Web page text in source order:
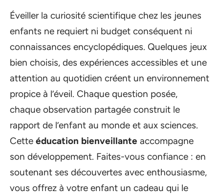
Éveiller la curiosité scientifique chez les jeunes
enfants ne requiert ni budget conséquent ni
connaissances encyclopédiques. Quelques jeux
bien choisis, des expériences accessibles et une
attention au quotidien créent un environnement
propice à l’éveil. Chaque question posée,
chaque observation partagée construit le
rapport de l’enfant au monde et aux sciences.
Cette éducation bienveillante accompagne
son développement. Faites-vous confiance : en
soutenant ses découvertes avec enthousiasme,
vous offrez à votre enfant un cadeau qui le